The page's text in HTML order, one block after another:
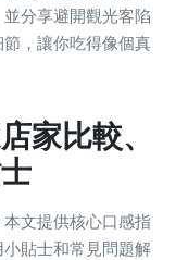
分享避開觀光客陷
，讓你吃得像個真
家比較、
文提供核心口感指
貼士和常見問題解